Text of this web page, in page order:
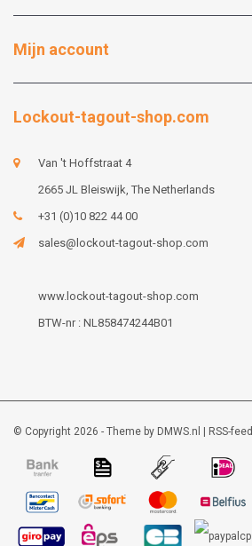
Mijn account
Lockout-tagout-shop.com
Van 't Hoffstraat 4
2665 JL Bleiswijk, The Netherlands
+31 (0)10 822 44 00
sales@lockout-tagout-shop.com
www.lockout-tagout-shop.com
BTW-nr : NL858474244B01
© Copyright 2026 - Theme by DMWS.nl RSS-feed